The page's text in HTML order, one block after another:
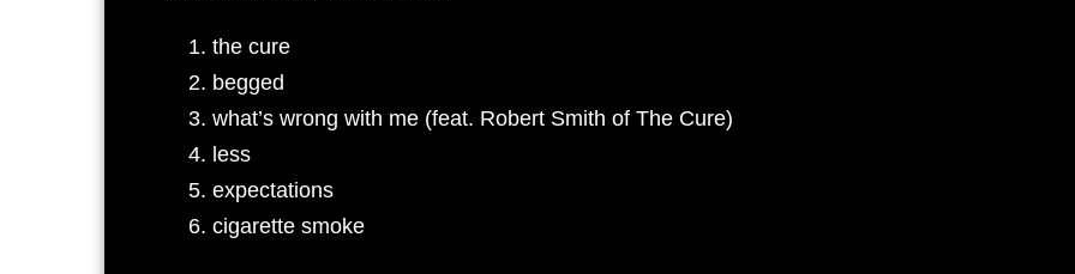
the cure
begged
what’s wrong with me (feat. Robert Smith of The Cure)
less
expectations
cigarette smoke